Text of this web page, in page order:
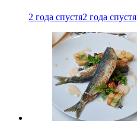
2 года спустя2 года спустя